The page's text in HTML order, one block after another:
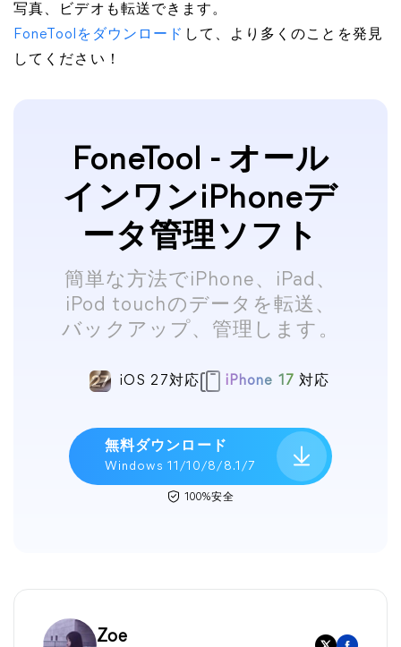
写真、ビデオも転送できます。
FoneToolをダウンロード して、より多くのことを発見
してください！
FoneTool - オール
インワンiPhoneデ
ータ管理ソフト
簡単な方法でiPhone、iPad、
iPod touchのデータを転送、
バックアップ、管理します。
iOS 27対応 iPhone 17 対応
無料ダウンロード
Windows 11/10/8/8.1/7
100%安全
Zoe